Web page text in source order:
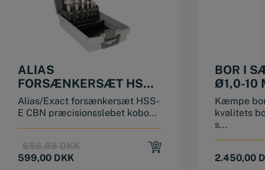
ALIAS
FORSÆNKERSÆT HSS-
E 6,3-20,5 MM
Alias/Exact forsænkersæt HSS-
E CBN præcisionsslebet kobo...
656,88DKKOriginal
599,00 DKK
Current
BOR I
Ø1,0-10
170 STK.
Kæmpe
kvalitets
s...
2.450,00